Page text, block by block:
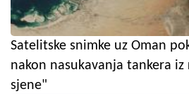
Satelitske snimke uz Oman
nakon nasukavanja tankera
sjene"